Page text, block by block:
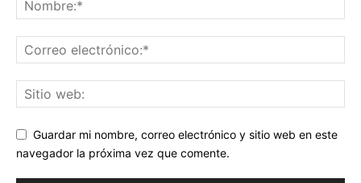
Guardar mi nombre, correo electrónico y sitio web en este
navegador la próxima vez que comente.